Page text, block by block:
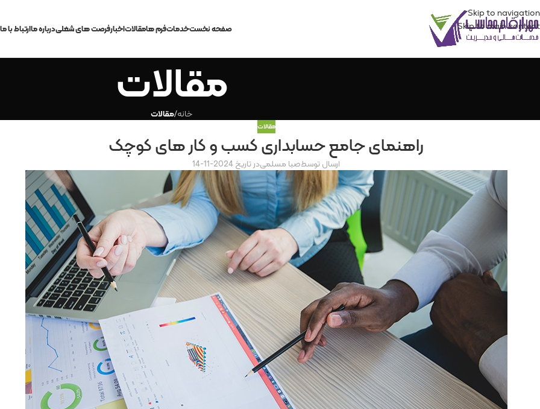
Skip to navigation
Skip to main content
صفحه نخستخدماتفرم هامقالاتاخبارفرصت های شغلیدرباره ماارتباط با ما
مقالات
خانه/مقالات
مقالات
راهنمای جامع حسابداری کسب‌ و کار های کوچک
ارسال توسطصبا مسلمیدر تاریخ 2024-11-14